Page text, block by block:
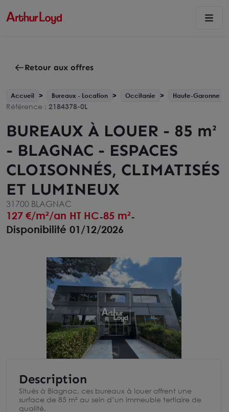
Retour aux offres
Accueil Bureaux - Location Occitanie Haute-Garonne -
Référence : 2184378-0L
BUREAUX À LOUER - 85 m²
- BLAGNAC - ESPACES
CLOISONNÉS, CLIMATISÉS
ET LUMINEUX
31700 BLAGNAC
127 €/m²/an HT HC-85 m²-
Disponibilité 01/12/2026
Description
Situés à Blagnac, ces bureaux à louer offrent une
surface de 85 m² au sein d’un immeuble tertiaire de
qualité.